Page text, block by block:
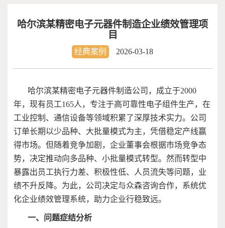
哈尔滨某精密电子元器件制造企业绩效管理项
目
经典案例 2026-03-18
哈尔滨某精密电子元器件制造公司，成立于2000
年，现有员工165人，专注于高可靠性电子组件生产，在
工业控制、通信设备等领域积累了深厚技术实力。公司
订单长期以少品种、大批量模式为主，凭借稳定产线赢
得市场。但随着竞争加剧，企业董事会根据市场竞争态
势，决定推动向多品种、小批量模式转型。然而转型中
暴露出员工执行力差、积极性低、人员流失等问题，业
绩不升反降。为此，公司决定与众森咨询合作，系统优
化企业绩效管理系统，助力企业行稳致远。
一、问题症结分析